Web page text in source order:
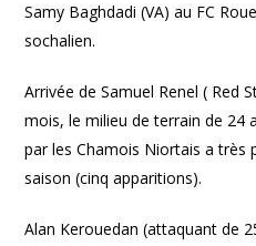
Samy Baghdadi (VA) au FC
sochalien.
Arrivée de Samuel Renel ( Red
mois, le milieu de terrain de 24
par les Chamois Niortais a très
saison (cinq apparitions).
Alan Kerouedan (attaquant de